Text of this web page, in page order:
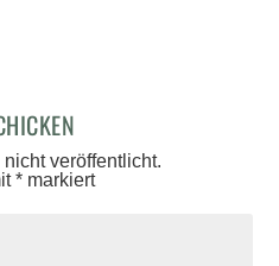
veröffentlicht.
* markiert